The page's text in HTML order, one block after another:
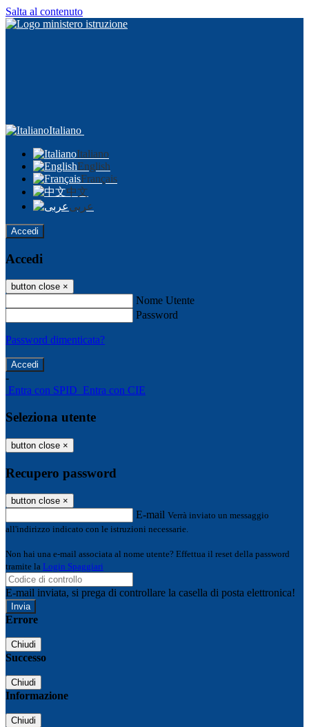
Salta al contenuto
Italiano
Italiano
English
Français
中文
عربى
Accedi
Accedi
button close ×
Nome Utente
Password
Password dimenticata?
-
Entra con SPID Entra con CIE
Seleziona utente
button close ×
Recupero password
button close ×
E-mail Verrà inviato un messaggio
all'indirizzo indicato con le istruzioni necessarie.
Non hai una e-mail associata al nome utente? Effettua il reset della password
tramite la Login Spaggiari
E-mail inviata, si prega di controllare la casella di posta elettronica!
Errore
Chiudi
Successo
Chiudi
Informazione
Chiudi